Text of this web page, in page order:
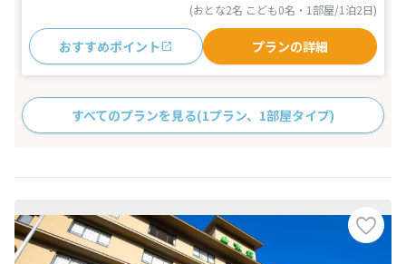
(おとな2名 こども0名・1部屋/1泊2日)
おすすめポイント プランの詳細
すべてのプランを見る(1プラン、1部屋タイプ)